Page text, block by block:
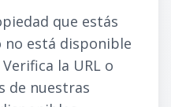
que estás
no está disponible
la URL o
de nuestras